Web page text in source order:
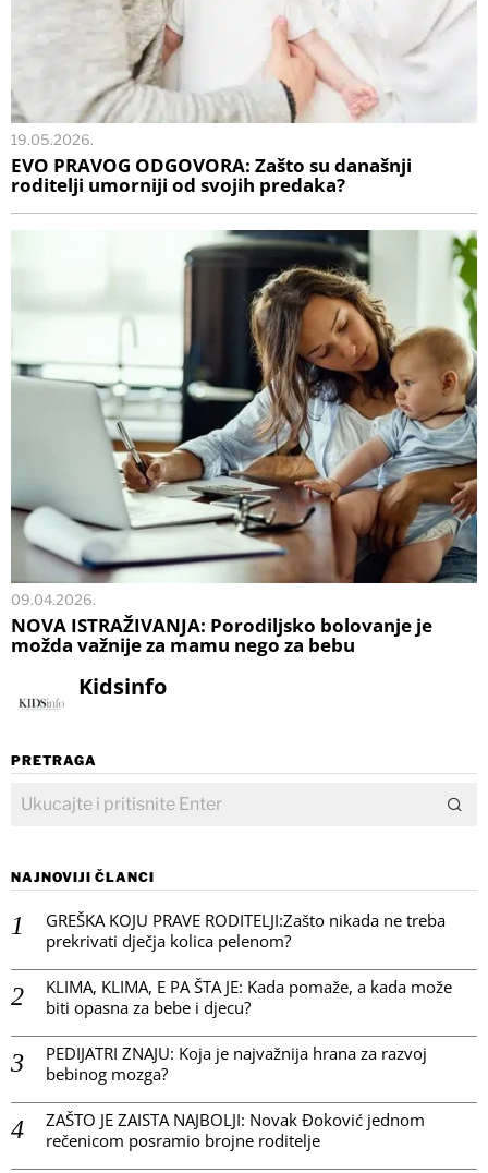
19.05.2026.
EVO PRAVOG ODGOVORA: Zašto su današnji
roditelji umorniji od svojih predaka?
09.04.2026.
NOVA ISTRAŽIVANJA: Porodiljsko bolovanje je
možda važnije za mamu nego za bebu
Kidsinfo
PRETRAGA
NAJNOVIJI ČLANCI
GREŠKA KOJU PRAVE RODITELJI:Zašto nikada ne treba
prekrivati dječja kolica pelenom?
KLIMA, KLIMA, E PA ŠTA JE: Kada pomaže, a kada može
biti opasna za bebe i djecu?
PEDIJATRI ZNAJU: Koja je najvažnija hrana za razvoj
bebinog mozga?
ZAŠTO JE ZAISTA NAJBOLJI: Novak Đoković jednom
rečenicom posramio brojne roditelje